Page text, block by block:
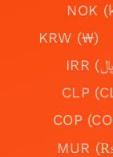
NOK
KRW (₩)
CLP
COP
MUR